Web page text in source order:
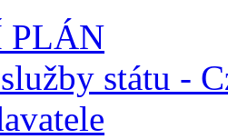
PLÁN
státu -